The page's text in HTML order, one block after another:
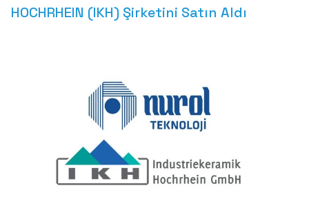
HOCHRHEIN (IKH) Şirketini Satın Aldı